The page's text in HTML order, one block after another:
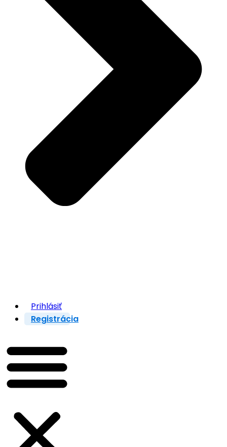
Prihlásiť
Registrácia